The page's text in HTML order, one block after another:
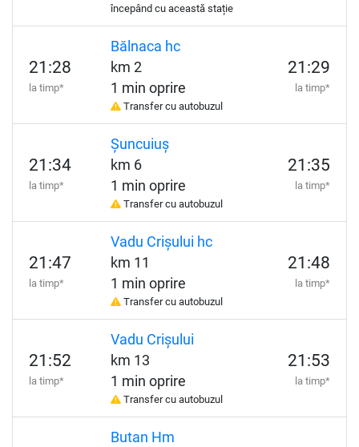
începând cu această stație
21:28
la timp*
Bălnaca hc
km 2
1 min oprire
Transfer cu autobuzul
21:29
la timp*
21:34
la timp*
Șuncuiuș
km 6
1 min oprire
Transfer cu autobuzul
21:35
la timp*
21:47
la timp*
Vadu Crișului hc
km 11
1 min oprire
Transfer cu autobuzul
21:48
la timp*
21:52
la timp*
Vadu Crișului
km 13
1 min oprire
Transfer cu autobuzul
21:53
la timp*
Butan Hm